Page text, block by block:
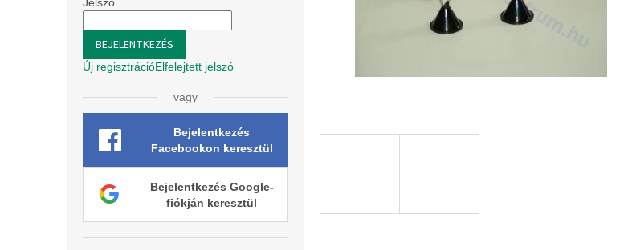
BEJELENTKEZÉS
Új regisztrációElfelejtett jelszó
vagy
Bejelentkezés
Facebookon keresztül
Bejelentkezés Google-
fiókján keresztül